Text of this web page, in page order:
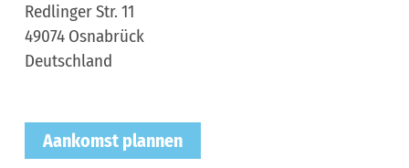
Redlinger Str. 11
49074 Osnabrück
Deutschland
Aankomst plannen